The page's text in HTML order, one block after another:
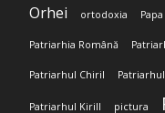
Orhei ortodoxia
Patriarhia Română
Patriarhul Chiril
Patriarhul Kirill pictura